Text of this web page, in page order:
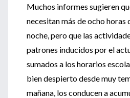
Muchos informes sugieren
necesitan más de ocho horas
noche, pero que las
patrones inducidos por el
sumados a los horarios
bien despierto desde muy
mañana, los conducen a